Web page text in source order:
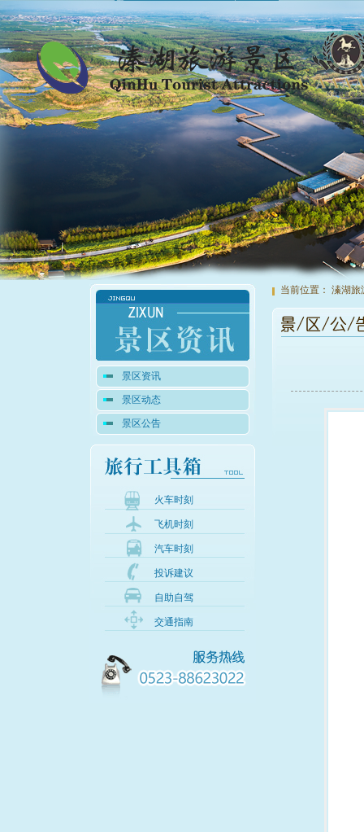
景区资讯
景区动态
景区公告
火车时刻
飞机时刻
汽车时刻
投诉建议
自助自驾
交通指南
当前位置： 溱湖旅